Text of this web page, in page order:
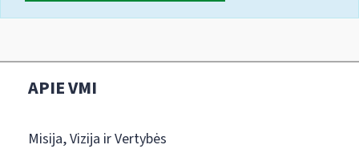
APIE VMI
Misija, Vizija ir Vertybės